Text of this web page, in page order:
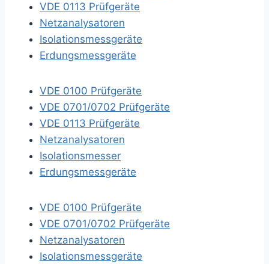
VDE 0113 Prüfgeräte
Netzanalysatoren
Isolationsmessgeräte
Erdungsmessgeräte
VDE 0100 Prüfgeräte
VDE 0701/0702 Prüfgeräte
VDE 0113 Prüfgeräte
Netzanalysatoren
Isolationsmesser
Erdungsmessgeräte
VDE 0100 Prüfgeräte
VDE 0701/0702 Prüfgeräte
Netzanalysatoren
Isolationsmessgeräte